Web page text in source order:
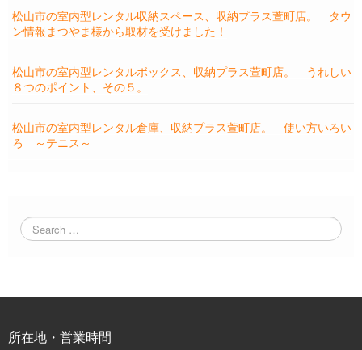
松山市の室内型レンタル収納スペース、収納プラス萱町店。 タウ
ン情報まつやま様から取材を受けました！
松山市の室内型レンタルボックス、収納プラス萱町店。 うれしい
８つのポイント、その５。
松山市の室内型レンタル倉庫、収納プラス萱町店。 使い方いろい
ろ ～テニス～
所在地・営業時間